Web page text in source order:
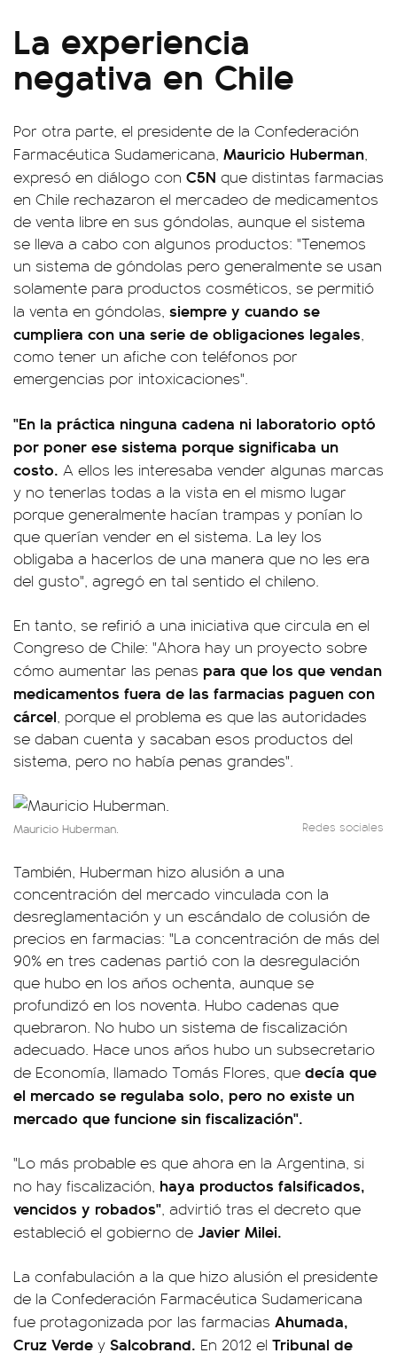
La experiencia
negativa en Chile
Por otra parte, el presidente de la Confederación
Farmacéutica Sudamericana, Mauricio Huberman,
expresó en diálogo con C5N que distintas farmacias
en Chile rechazaron el mercadeo de medicamentos
de venta libre en sus góndolas, aunque el sistema
se lleva a cabo con algunos productos: "Tenemos
un sistema de góndolas pero generalmente se usan
solamente para productos cosméticos, se permitió
la venta en góndolas, siempre y cuando se
cumpliera con una serie de obligaciones legales,
como tener un afiche con teléfonos por
emergencias por intoxicaciones".
"En la práctica ninguna cadena ni laboratorio optó
por poner ese sistema porque significaba un
costo. A ellos les interesaba vender algunas marcas
y no tenerlas todas a la vista en el mismo lugar
porque generalmente hacían trampas y ponían lo
que querían vender en el sistema. La ley los
obligaba a hacerlos de una manera que no les era
del gusto", agregó en tal sentido el chileno.
En tanto, se refirió a una iniciativa que circula en el
Congreso de Chile: "Ahora hay un proyecto sobre
cómo aumentar las penas para que los que vendan
medicamentos fuera de las farmacias paguen con
cárcel, porque el problema es que las autoridades
se daban cuenta y sacaban esos productos del
sistema, pero no había penas grandes".
Mauricio Huberman. Redes sociales
También, Huberman hizo alusión a una
concentración del mercado vinculada con la
desreglamentación y un escándalo de colusión de
precios en farmacias: "La concentración de más del
90% en tres cadenas partió con la desregulación
que hubo en los años ochenta, aunque se
profundizó en los noventa. Hubo cadenas que
quebraron. No hubo un sistema de fiscalización
adecuado. Hace unos años hubo un subsecretario
de Economía, llamado Tomás Flores, que decía que
el mercado se regulaba solo, pero no existe un
mercado que funcione sin fiscalización".
"Lo más probable es que ahora en la Argentina, si
no hay fiscalización, haya productos falsificados,
vencidos y robados", advirtió tras el decreto que
estableció el gobierno de Javier Milei.
La confabulación a la que hizo alusión el presidente
de la Confederación Farmacéutica Sudamericana
fue protagonizada por las farmacias Ahumada,
Cruz Verde y Salcobrand. En 2012 el Tribunal de